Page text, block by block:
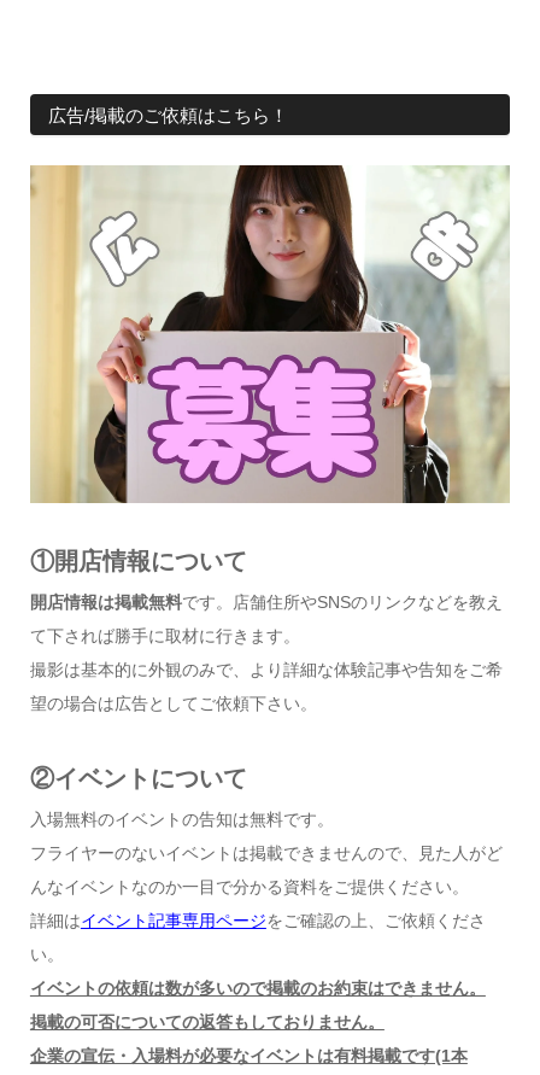
広告/掲載のご依頼はこちら！
①開店情報について
開店情報は掲載無料です。店舗住所やSNSのリンクなどを教え
て下されば勝手に取材に行きます。
撮影は基本的に外観のみで、より詳細な体験記事や告知をご希
望の場合は広告としてご依頼下さい。
②イベントについて
入場無料のイベントの告知は無料です。
フライヤーのないイベントは掲載できませんので、見た人がど
んなイベントなのか一目で分かる資料をご提供ください。
詳細はイベント記事専用ページをご確認の上、ご依頼くださ
い。
イベントの依頼は数が多いので掲載のお約束はできません。
掲載の可否についての返答もしておりません。
企業の宣伝・入場料が必要なイベントは有料掲載です(1本